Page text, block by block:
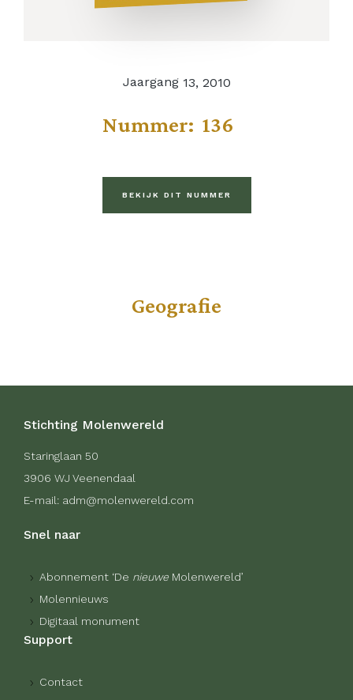
Jaargang 13, 2010
Nummer: 136
BEKIJK DIT NUMMER
Geografie
Stichting Molenwereld
Staringlaan 50
3906 WJ Veenendaal
E-mail: adm@molenwereld.com
Snel naar
Abonnement ‘De nieuwe Molenwereld’
Molennieuws
Digitaal monument
Support
Contact